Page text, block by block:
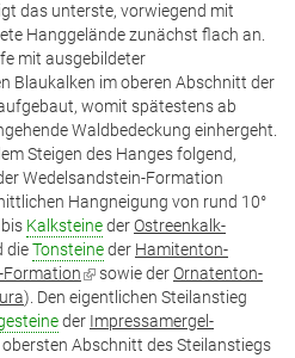
das unterste, vorwiegend mit
Hanggelände zunächst flach an.
mit ausgebildeter
Blaukalken im oberen Abschnitt der
womit spätestens ab
Waldbedeckung einhergeht.
Steigen des Hanges folgend,
Wedelsandstein-Formation
Hangneigung von rund 10°
bis KalksteinederOstreenkalk-
dieTonsteineder Hamitenton-
Formation(Link
ist
extern)
sowie derOrnatenton-
). Den eigentlichen Steilanstieg
der Impressamergel-
obersten Abschnitt des Steilanstiegs